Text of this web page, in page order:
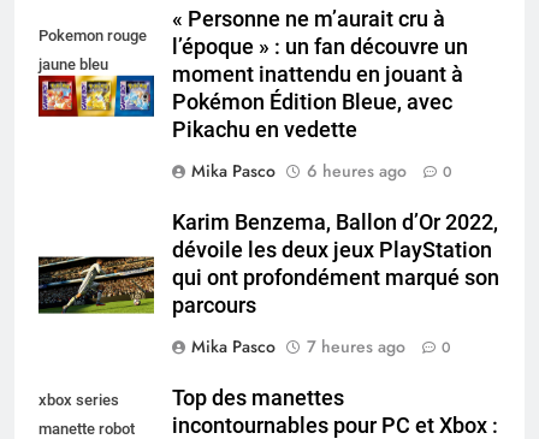
Pokemon rouge
jaune bleu
« Personne ne m’aurait cru à
l’époque » : un fan découvre un
moment inattendu en jouant à
Pokémon Édition Bleue, avec
Pikachu en vedette
Mika Pasco
6 heures ago 0
Karim Benzema, Ballon d’Or 2022,
dévoile les deux jeux PlayStation
qui ont profondément marqué son
parcours
Mika Pasco
7 heures ago 0
xbox series
manette robot
Top des manettes
incontournables pour PC et Xbox :